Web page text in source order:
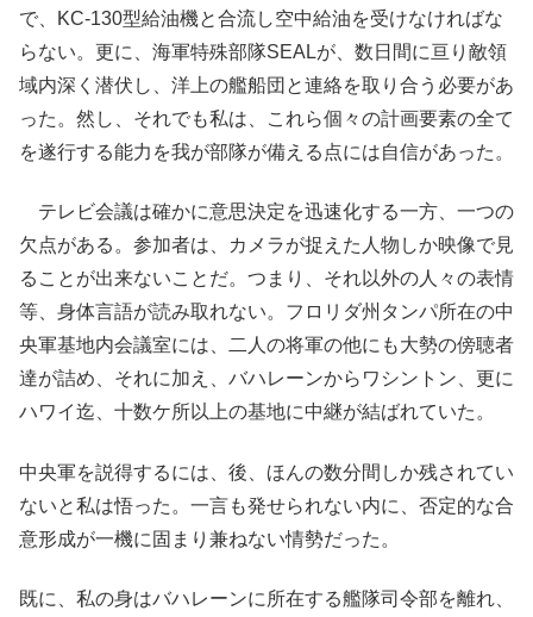
で、KC-130型給油機と合流し空中給油を受けなければな
らない。更に、海軍特殊部隊SEALが、数日間に亘り敵領
域内深く潜伏し、洋上の艦船団と連絡を取り合う必要があ
った。然し、それでも私は、これら個々の計画要素の全て
を遂行する能力を我が部隊が備える点には自信があった。
テレビ会議は確かに意思決定を迅速化する一方、一つの
欠点がある。参加者は、カメラが捉えた人物しか映像で見
ることが出来ないことだ。つまり、それ以外の人々の表情
等、身体言語が読み取れない。フロリダ州タンパ所在の中
央軍基地内会議室には、二人の将軍の他にも大勢の傍聴者
達が詰め、それに加え、バハレーンからワシントン、更に
ハワイ迄、十数ケ所以上の基地に中継が結ばれていた。
中央軍を説得するには、後、ほんの数分間しか残されてい
ないと私は悟った。一言も発せられない内に、否定的な合
意形成が一機に固まり兼ねない情勢だった。
既に、私の身はバハレーンに所在する艦隊司令部を離れ、